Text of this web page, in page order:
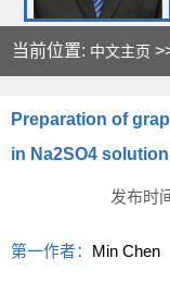
当前位置: 中文主页
Preparation of
in Na2SO4 solution
发布时
第一作者： Min Chen